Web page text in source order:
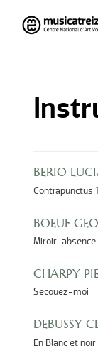
Skip
to
BERIO
Contrapunctus
BOEUF
Miroir-absence
CHARPY
Secouez-moi
DEBUSSY
En Blanc et noir